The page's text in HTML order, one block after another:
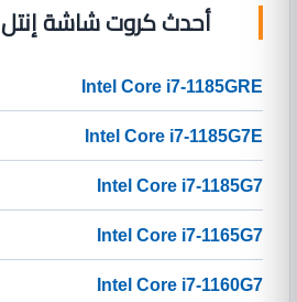
أحدث كروت شاشة إنتل
Intel Core i7-1185GRE
Intel Core i7-1185G7E
Intel Core i7-1185G7
Intel Core i7-1165G7
Intel Core i7-1160G7